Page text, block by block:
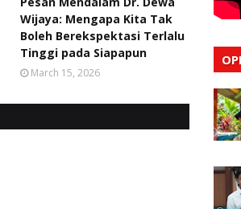
Wijaya: Mengapa Kita Tak
Boleh Berekspektasi Terlalu
Tinggi pada Siapapun
March 15, 2026